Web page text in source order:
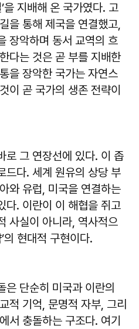
을 지배해 온 국가였다. 고
을 통해 제국을 연결했고,
장악하며 동서 교역의 흐
다는 것은 곧 부를 지배한
을 장악한 국가는 자연스
이 곧 국가의 생존 전략이
로 그 연장선에 있다. 이 좁
드다. 세계 원유의 상당 부
와 유럽, 미국을 연결하는
다. 이란이 이 해협을 쥐고
사실이 아니라, 역사적으
의 현대적 구현이다.
은 단순히 미국과 이란의
적 기억, 문명적 자부, 그리
서 충돌하는 구조다. 여기